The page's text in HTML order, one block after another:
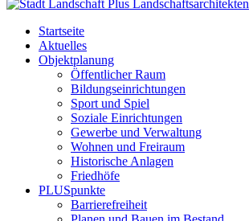
Startseite
Aktuelles
Objektplanung
Öffentlicher Raum
Bildungseinrichtungen
Sport und Spiel
Soziale Einrichtungen
Gewerbe und Verwaltung
Wohnen und Freiraum
Historische Anlagen
Friedhöfe
PLUSpunkte
Barrierefreiheit